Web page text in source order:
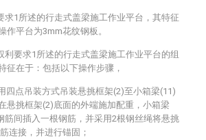
求1所述的行走式盖梁施工作业平台，其特征
作平台为3mm花纹钢板。
利要求1所述的行走式盖梁施工作业平台的组
征在于：包括以下操作步骤，
四点吊装方式吊装悬挑框架(2)至小箱梁(11)
悬挑框架(2)底面的外端施加配重，小箱梁
筋间插入一根钢筋，并采用2根钢丝绳将悬挑
连接，并进行锚固；